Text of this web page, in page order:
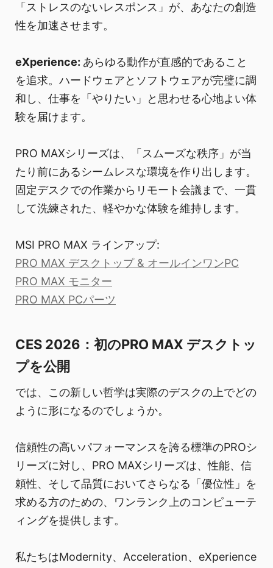
「ストレスのないレスポンス」が、あなたの創造
性を加速させます。
eXperience: あらゆる動作が直感的であること
を追求。ハードウェアとソフトウェアが完璧に調
和し、仕事を「やりたい」と思わせる心地よい体
験を届けます。
PRO MAXシリーズは、「スムーズな秩序」が当
たり前にあるシームレスな環境を作り出します。
固定デスクでの作業からリモート会議まで、一貫
して洗練された、軽やかな体験を維持します。
MSI PRO MAX ラインアップ:
PRO MAX デスクトップ & オールインワンPC
PRO MAX モニター
PRO MAX PCパーツ
CES 2026：初のPRO MAX デスクトッ
プを公開
では、この新しい哲学は実際のデスクの上でどの
ように形になるのでしょうか。
信頼性の高いパフォーマンスを誇る標準のPROシ
リーズに対し、PRO MAXシリーズは、性能、信
頼性、そして品質においてさらなる「優位性」を
求める方のための、ワンランク上のコンピューテ
ィングを提供します。
私たちはModernity、Acceleration、eXperience